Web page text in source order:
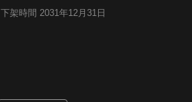
下架時間 2031年12月31日